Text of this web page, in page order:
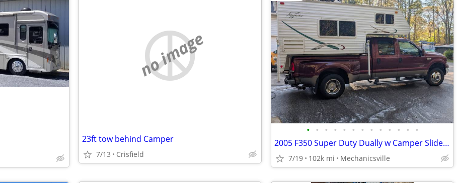
no image
23ft tow behind Camper
7/13 Crisfield
• • • • • • • • • • • • •
2005 F350 Super Duty Dually w Camper Slide inn
7/19 102k mi Mechanicsville